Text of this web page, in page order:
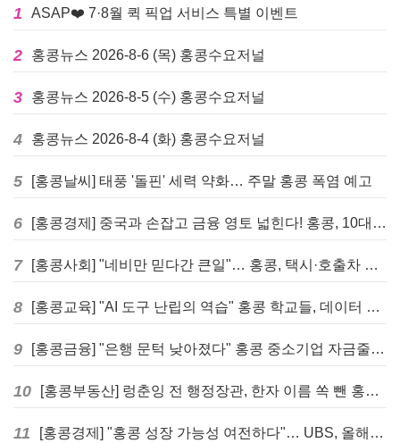
1 ASAP❤️ 7·8월 퀵 픽업 서비스 특별 이벤트
2 홍콩뉴스 2026-8-6 (목) 홍콩수요저널
3 홍콩뉴스 2026-8-5 (수) 홍콩수요저널
4 홍콩뉴스 2026-8-4 (화) 홍콩수요저널
5 [홍콩날씨] 태풍 '돌핀' 세력 약화… 주말 홍콩 폭염 예고
6 [홍콩경제] 중국과 손잡고 금융 영토 넓힌다! 홍콩, 10대 신규 정책 발표
7 [홍콩사회] "네비만 믿다간 큰일"… 홍콩, 택시·호출차 통합 시험 도입하며 규제 본격화
8 [홍콩교육] "AI 도구 난립의 역습" 홍콩 학교들, 데이터 고립에 교육 효과 평가 비상
9 [홍콩금융] "은행 문턱 낮아졌다" 홍콩 중소기업 자금줄 숨통 트이나… HKMA "2분기 신용 조건 안정적"
10 [홍콩부동산] 렁춘잉 전 행정장관, 한자 이름 쏙 뺀 홍콩 고급 아파트 단지들에 쓴소리
11 [홍콩경제] "홍콩 성장 가능성 여전하다"… UBS, 올해 홍콩 GDP 성장률 전망치 4.5%로 대폭 상향